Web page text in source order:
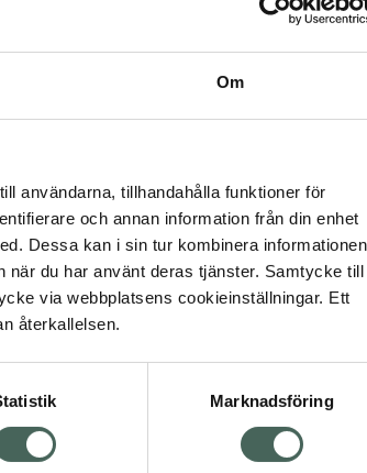
Om
användarna, tillhandahålla funktioner för
och annan information från din enhet
Dessa kan i sin tur kombinera informationen
när du har använt deras tjänster. Samtycke till
via webbplatsens cookieinställningar. Ett
återkallelsen.
Marknadsföring
Högkostnadsskyddet gäller
363,58 kr
I apotek:363,58 kr
Köp via ditt recept
Om recept och läkemedel